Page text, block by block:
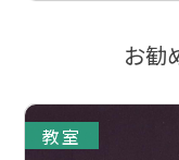
お勧
教室